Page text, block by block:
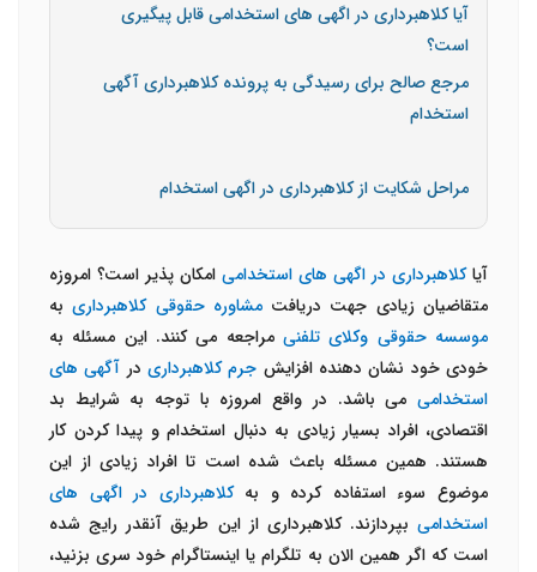
آیا کلاهبرداری در اگهی های استخدامی قابل پیگیری
است؟
مرجع صالح برای رسیدگی به پرونده کلاهبرداری آگهی
استخدام
مراحل شکایت از کلاهبرداری در اگهی استخدام
آیاکلاهبرداری در اگهی های استخدامی امکان پذیر است؟ امروزه
متقاضیان زیادی جهت دریافتمشاوره حقوقی کلاهبرداری به
موسسه حقوقی وکلای تلفنی مراجعه می کنند. این مسئله به
خودی خود نشان دهنده افزایش جرم کلاهبرداریدر آگهی های
استخدامی می باشد. در واقع امروزه با توجه به شرایط بد
اقتصادی، افراد بسیار زیادی به دنبال استخدام و پیدا کردن کار
هستند. همین مسئله باعث شده است تا افراد زیادی از این
موضوع سوء استفاده کرده و بهکلاهبرداری در اگهی های
استخدامی بپردازند. کلاهبرداری از این طریق آنقدر رایج شده
است که اگر همین الان به تلگرام یا اینستاگرام خود سری بزنید،